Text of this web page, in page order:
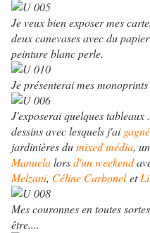
Je veux bien exposer mes
deux canevases avec du
peinture blanc perle.
Je présenterai mes
J'exposerai quelques tableaux
dessins avec lesquels j'ai
jardinières dumixed média,
Manuelalorsd'un weekend
Melzani, Céline Carbonelet
Mes couronnes en toutes
être....